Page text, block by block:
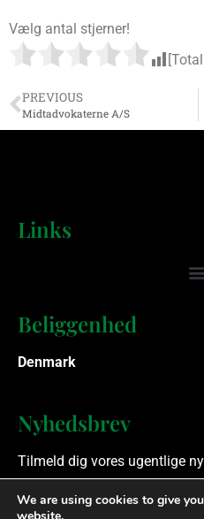
Vælg antal stjerner!
PREVIOUS
Midtadvokaterne A/S
Links
Beliggenhed
Denmark
Nyhedsbrev
Tilmeld dig vores ugentlige
spammer.
We are using cookies to give